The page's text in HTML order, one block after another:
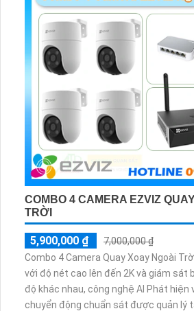
COMBO 4 CAMERA EZVIZ
TRỜI
5,900,000 ₫
7,000,000 ₫
Combo 4 Camera Quay Xoay Ngoài
với độ nét cao lên đến 2K và giám sát
độ khác nhau, công nghệ AI Phát hiện
chuyển động chuẩn sát được quản lý